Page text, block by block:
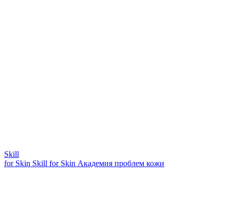
Skill
for Skin Skill for Skin Академия проблем кожи